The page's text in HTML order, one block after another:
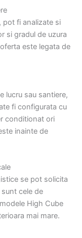
pot fi analizate si
si gradul de uzura
este legata de
lucru sau santiere,
fi configurata cu
conditionat ori
inainte de
se pot solicita
sunt cele de
High Cube
mai mare.